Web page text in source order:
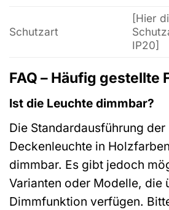
Schutzart
[Hier
IP20]
FAQ – Häufig gestellte
Ist die Leuchte dimmbar?
Die Standardausführung der
Deckenleuchte in
dimmbar. Es gibt jedoch
Varianten oder Modelle, die
Dimmfunktion verfügen.